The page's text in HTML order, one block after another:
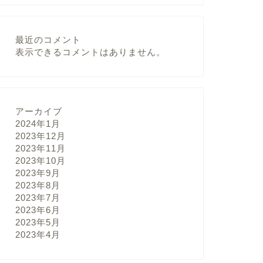
最近のコメント
表示できるコメントはありません。
アーカイブ
2024年1月
2023年12月
2023年11月
2023年10月
2023年9月
2023年8月
2023年7月
2023年6月
2023年5月
2023年4月